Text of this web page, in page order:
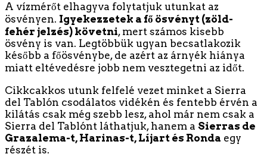
A vízmérőt elhagyva folytatjuk utunkat az
ösvényen. Igyekezzetek a fő ösvényt (zöld-
fehér jelzés) követni, mert számos kisebb
ösvény is van. Legtöbbük ugyan becsatlakozik
később a főösvénybe, de azért az árnyék hiánya
miatt eltévedésre jobb nem vesztegetni az időt.
Cikkcakkos utunk felfelé vezet minket a Sierra
del Tablón csodálatos vidékén és fentebb érvén a
kilátás csak még szebb lesz, ahol már nem csak a
Sierra del Tablónt láthatjuk, hanem a Sierras de
Grazalema-t, Harinas-t, Líjart és Ronda egy
részét is.